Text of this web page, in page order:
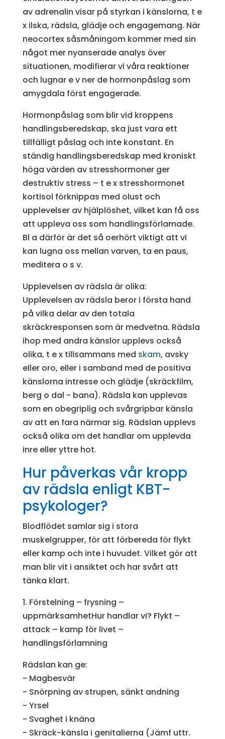
av adrenalin visar på styrkan i känslorna, t e
x ilska, rädsla, glädje och engagemang. När
neocortex såsmåningom kommer med sin
något mer nyanserade analys över
situationen, modifierar vi våra reaktioner
och lugnar e v ner de hormonpåslag som
amygdala först engagerade.
Hormonpåslag som blir vid kroppens
handlingsberedskap, ska just vara ett
tillfälligt påslag och inte konstant. En
ständig handlingsberedskap med kroniskt
höga värden av stresshormoner ger
destruktiv stress – t e x stresshormonet
kortisol förknippas med olust och
upplevelser av hjälplöshet, vilket kan få oss
att uppleva oss som handlingsförlamade.
Bl a därför är det så oerhört viktigt att vi
kan lugna oss mellan varven, ta en paus,
meditera o s v.
Upplevelsen av rädsla är olika:
Upplevelsen av rädsla beror i första hand
på vilka delar av den totala
skräckresponsen som är medvetna. Rädsla
ihop med andra känslor upplevs också
olika, t e x tillsammans med skam, avsky
eller oro, eller i samband med de positiva
känslorna intresse och glädje (skräckfilm,
berg o dal - bana). Rädsla kan upplevas
som en obegriplig och svårgripbar känsla
av att en fara närmar sig. Rädslan upplevs
också olika om det handlar om upplevda
inre eller yttre hot.
Hur påverkas vår kropp
av rädsla enligt KBT-
psykologer?
Blodflödet samlar sig i stora
muskelgrupper, för att förbereda för flykt
eller kamp och inte i huvudet. Vilket gör att
man blir vit i ansiktet och har svårt att
tänka klart.
1. Förstelning – frysning –
uppmärksamhetHur handlar vi? Flykt –
attack – kamp för livet –
handlingsförlamning
Rädslan kan ge:
- Magbesvär
- Snörpning av strupen, sänkt andning
- Yrsel
- Svaghet i knäna
- Skräck-känsla i genitalierna (Jämf uttr.